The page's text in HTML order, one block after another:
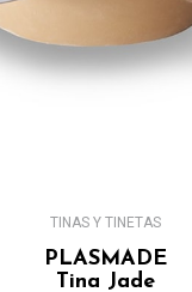
TINAS Y TINETAS
PLASMADE
Tina Jade